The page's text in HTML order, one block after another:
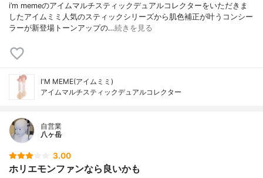
i’m memeのアイムマルチスティックデュアルコレクターをいただきま
したアイムミミ人気のスティックシリーズから肌色補正が叶うコンシー
ラーが新登場トーンアップの…続きを見る
I'M MEME(アイムミミ)
アイムマルチスティックデュアルコレクター
自営業
八ヶ岳
3.00
ホリエモンファンなら良いかも